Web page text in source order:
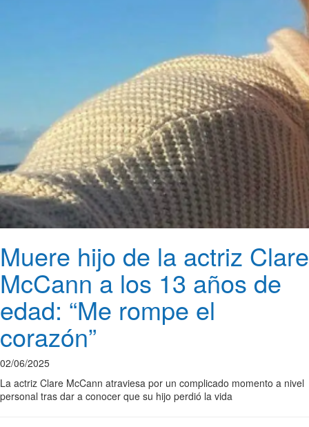
Muere hijo de la actriz Clare
McCann a los 13 años de
edad: “Me rompe el
corazón”
02/06/2025
La actriz Clare McCann atraviesa por un complicado momento a nivel
personal tras dar a conocer que su hijo perdió la vida